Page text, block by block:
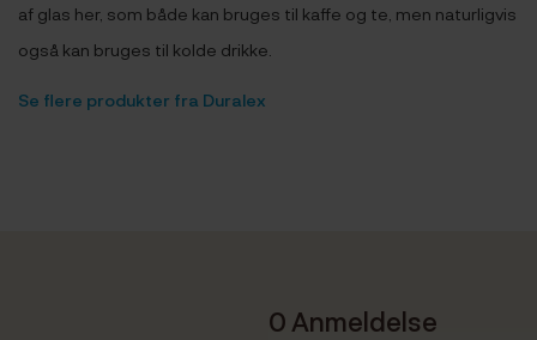
af glas her, som både kan bruges til kaffe og te, men naturligvis
også kan bruges til kolde drikke.
Se flere produkter fra Duralex
0 Anmeldelse